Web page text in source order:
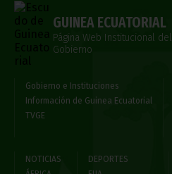
GUINEA ECUATORIAL
Página Web Institucional del
Gobierno
Gobierno e Instituciones
Información de Guinea Ecuatorial
TVGE
NOTICIAS
DEPORTES